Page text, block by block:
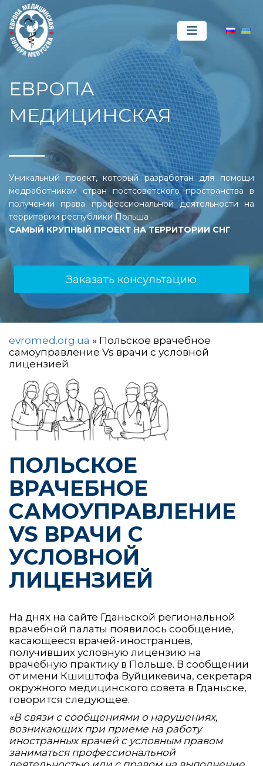
ЕВРОПА
МЕДИЦИНСКАЯ
Уникальный проект, который разработан для помощи
медработникам стран постсоветского пространства в
получении права профессиональной деятельности на
территории республики Польша
САМЫЙ КРУПНЫЙ ПРОЕКТ НА ТЕРРИТОРИИ СНГ
Заказать консультацию
evromed.org.ua » Польское врачебное
самоуправление Vs врачи с условной
лицензией
ПОЛЬСКОЕ
ВРАЧЕБНОЕ
САМОУПРАВЛЕНИЕ
VS ВРАЧИ С
УСЛОВНОЙ
ЛИЦЕНЗИЕЙ
На днях на сайте Гданьской региональной
врачебной палаты появилось сообщение,
касающееся врачей-иностранцев,
получивших условную лицензию на
врачебную практику в Польше. В сообщении
от имени Кшиштофа Вуйцикевича, секретаря
окружного медицинского совета в Гданьске,
говорится следующее.
«В связи с сообщениями о нарушениях,
возникающих при приеме на работу
иностранных врачей с условным правом
заниматься профессиональной